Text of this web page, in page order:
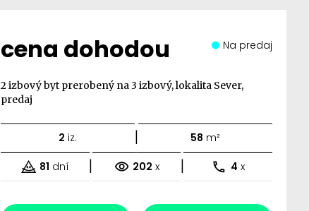
cena dohodou Na predaj
2 izbový byt prerobený na 3 izbový, lokalita Sever,
predaj
2 iz. | 58 m²
81 dní | 202 x | 4 x